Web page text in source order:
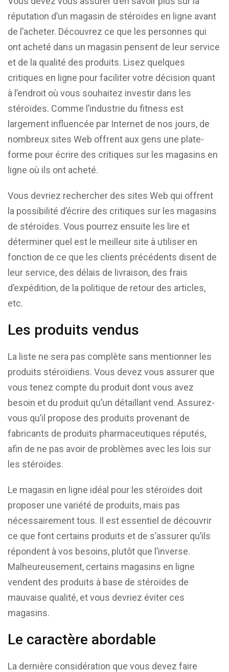
réputation d’un magasin de stéroïdes en ligne avant
de l’acheter. Découvrez ce que les personnes qui
ont acheté dans un magasin pensent de leur service
et de la qualité des produits. Lisez quelques
critiques en ligne pour faciliter votre décision quant
à l’endroit où vous souhaitez investir dans les
stéroïdes. Comme l’industrie du fitness est
largement influencée par Internet de nos jours, de
nombreux sites Web offrent aux gens une plate-
forme pour écrire des critiques sur les magasins en
ligne où ils ont acheté.
Vous devriez rechercher des sites Web qui offrent
la possibilité d’écrire des critiques sur les magasins
de stéroïdes. Vous pourrez ensuite les lire et
déterminer quel est le meilleur site à utiliser en
fonction de ce que les clients précédents disent de
leur service, des délais de livraison, des frais
d’expédition, de la politique de retour des articles,
etc.
Les produits vendus
La liste ne sera pas complète sans mentionner les
produits stéroïdiens. Vous devez vous assurer que
vous tenez compte du produit dont vous avez
besoin et du produit qu’un détaillant vend. Assurez-
vous qu’il propose des produits provenant de
fabricants de produits pharmaceutiques réputés,
afin de ne pas avoir de problèmes avec les lois sur
les stéroïdes.
Le magasin en ligne idéal pour les stéroïdes doit
proposer une variété de produits, mais pas
nécessairement tous. Il est essentiel de découvrir
ce que font certains produits et de s’assurer qu’ils
répondent à vos besoins, plutôt que l’inverse.
Malheureusement, certains magasins en ligne
vendent des produits à base de stéroïdes de
mauvaise qualité, et vous devriez éviter ces
magasins.
Le caractère abordable
La dernière considération que vous devez faire